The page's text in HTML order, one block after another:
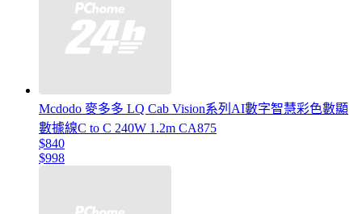
Mcdodo 麥多多 LQ Cab Vision系列AI數字智慧彩色數顯
數據線C to C 240W 1.2m CA875
$840
$998